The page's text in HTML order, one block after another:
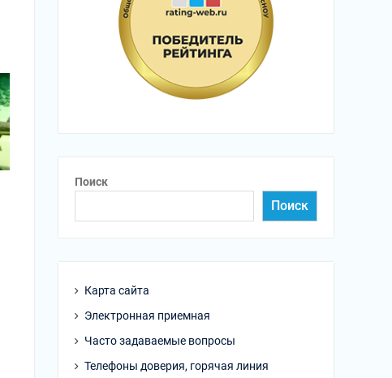
Поиск
Поиск
Карта сайта
Электронная приемная
Часто задаваемые вопросы
Телефоны доверия, горячая линия